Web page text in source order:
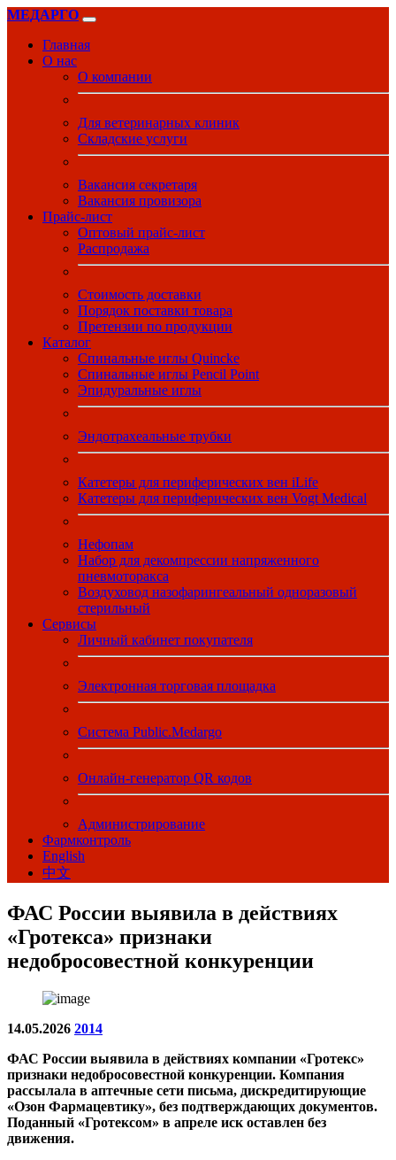
МЕДАРГО
Главная
О нас
О компании
Для ветеринарных клиник
Складские услуги
Вакансия секретаря
Вакансия провизора
Прайс-лист
Оптовый прайс-лист
Распродажа
Стоимость доставки
Порядок поставки товара
Претензии по продукции
Каталог
Спинальные иглы Quincke
Спинальные иглы Pencil Point
Эпидуральные иглы
Эндотрахеальные трубки
Катетеры для периферических вен iLife
Катетеры для периферических вен Vogt Medical
Нефопам
Набор для декомпрессии напряженного
пневмоторакса
Воздуховод назофарингеальный одноразовый
стерильный
Сервисы
Личный кабинет покупателя
Электронная торговая площадка
Система Public.Medargo
Онлайн-генератор QR кодов
Администрирование
Фармконтроль
English
中文
ФАС России выявила в действиях
«Гротекса» признаки
недобросовестной конкуренции
14.05.2026 2014
ФАС России выявила в действиях компании «Гротекс»
признаки недобросовестной конкуренции. Компания
рассылала в аптечные сети письма, дискредитирующие
«Озон Фармацевтику», без подтверждающих документов.
Поданный «Гротексом» в апреле иск оставлен без
движения.